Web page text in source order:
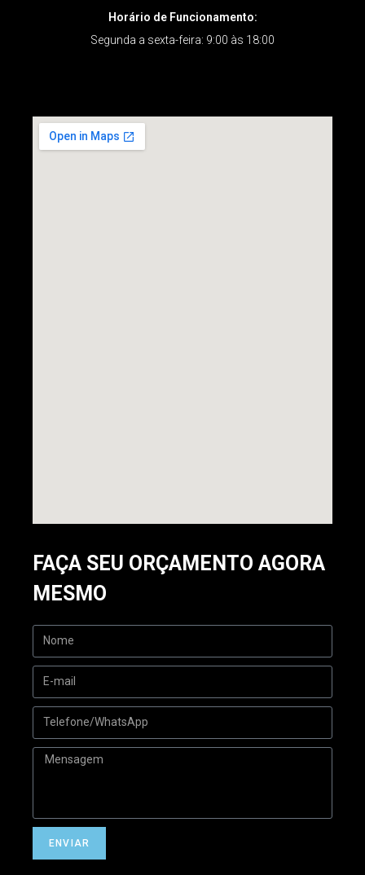
Horário de Funcionamento:
Segunda a sexta-feira: 9:00 às 18:00
FAÇA SEU ORÇAMENTO AGORA
MESMO
ENVIAR